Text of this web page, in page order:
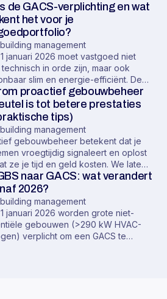
management
de GACS-verplichting en wat
het voor je
januari 2026 moet vastgoed niet
in orde zijn, maar ook
slim en energie-efficiënt. De
GACS-verplichting raakt een groot
de niet-residentiële gebouwen in
en stelt duidelijke eisen aan hoe
moeten worden gemonitord en
In dit artikel leggen we je uit wat
inhoudt, voor wie het relevant is en
je nu in actie moet komen.
management
proactief gebouwbeheer
is tot betere prestaties
tips)
gebouwbeheer betekent dat je
vroegtijdig signaleert en oplost
ze je tijd en geld kosten. We laten
je dat in de praktijk toepast, hoe
en vastgoedwaarde
en we geven 5 concrete
om vandaag nog te beginnen.
management
naar GACS: wat verandert
2026?
januari 2026 worden grote niet-
gebouwen (>290 kW HVAC-
verplicht om een GACS te